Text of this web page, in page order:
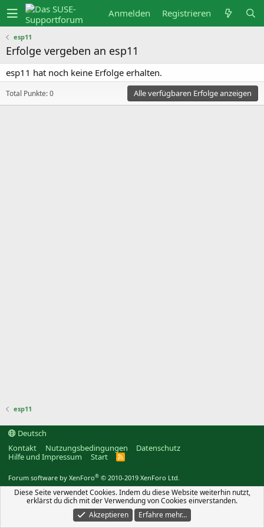
Anmelden Registrieren
esp11
Erfolge vergeben an esp11
esp11 hat noch keine Erfolge erhalten.
Total Punkte: 0 Alle verfügbaren Erfolge anzeigen
esp11
Deutsch
Kontakt
Nutzungsbedingungen
Datenschutz
Hilfe und Impressum
Start
R
Forum software by XenForo® © 2010-2019 XenForo Ltd.
Diese Seite verwendet Cookies. Indem du diese Website weiterhin nutzt,
erklärst du dich mit der Verwendung von Cookies einverstanden.
Akzeptieren
Erfahre mehr…